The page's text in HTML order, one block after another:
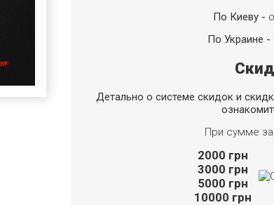
По Киеву -
По Украине -
Детально о системе скидок и
При сумме
2000 грн
3000 грн
5000 грн
10000 грн